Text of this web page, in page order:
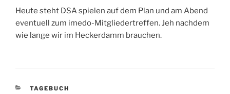
Heute steht DSA spielen auf dem Plan und am Abend
eventuell zum imedo-Mitgliedertreffen. Jeh nachdem
wie lange wir im Heckerdamm brauchen.
KATEGORIEN
TAGEBUCH